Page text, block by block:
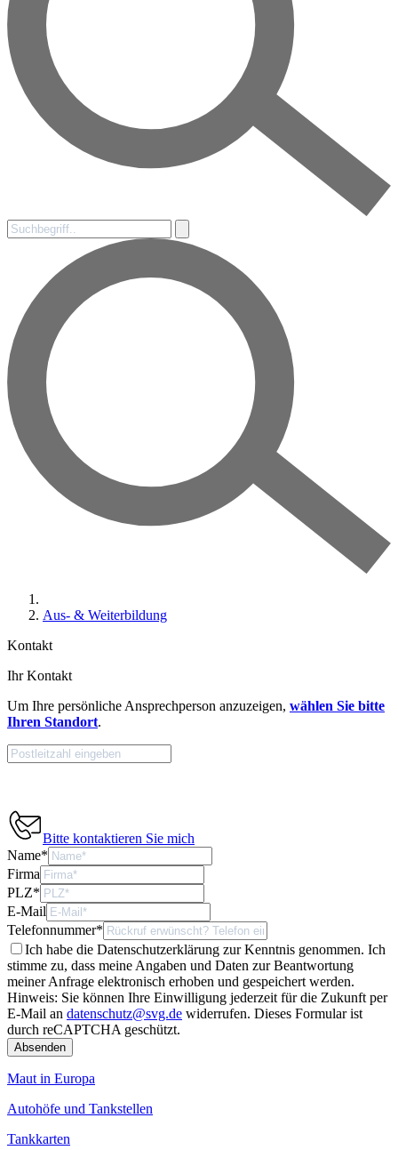
Aus- & Weiterbildung
Kontakt
Ihr Kontakt
Um Ihre persönliche Ansprechperson anzuzeigen, wählen Sie bitte
Ihren Standort.
Bitte kontaktieren Sie mich
Name*
Firma
PLZ*
E-Mail
Telefonnummer*
Ich habe die Datenschutzerklärung zur Kenntnis genommen. Ich
stimme zu, dass meine Angaben und Daten zur Beantwortung
meiner Anfrage elektronisch erhoben und gespeichert werden.
Hinweis: Sie können Ihre Einwilligung jederzeit für die Zukunft per
E-Mail an datenschutz@svg.de widerrufen. Dieses Formular ist
durch reCAPTCHA geschützt.
Maut in Europa
Autohöfe und Tankstellen
Tankkarten